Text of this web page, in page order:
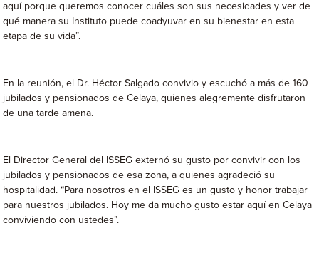
aquí porque queremos conocer cuáles son sus necesidades y ver de
qué manera su Instituto puede coadyuvar en su bienestar en esta
etapa de su vida”.
En la reunión, el Dr. Héctor Salgado convivio y escuchó a más de 160
jubilados y pensionados de Celaya, quienes alegremente disfrutaron
de una tarde amena.
El Director General del ISSEG externó su gusto por convivir con los
jubilados y pensionados de esa zona, a quienes agradeció su
hospitalidad. “Para nosotros en el ISSEG es un gusto y honor trabajar
para nuestros jubilados. Hoy me da mucho gusto estar aquí en Celaya
conviviendo con ustedes”.